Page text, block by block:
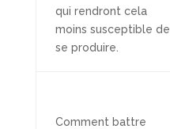
qui rendront cela
moins susceptible de
se produire.
Comment battre